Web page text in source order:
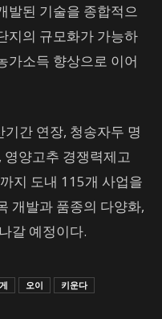
발된 기술을 종합적으
지의 규모화가 가능하
가소득 향상으로 이어
간 연장, 청송자두 명
양고추 경쟁력제고
지 도내 115개 사업을
개발과 품종의 다양화,
갈 예정이다.
오이 키운다